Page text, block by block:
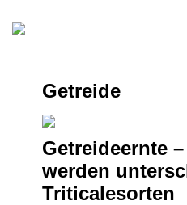
Getreide
Getreideernte
werden
Triticalesorten